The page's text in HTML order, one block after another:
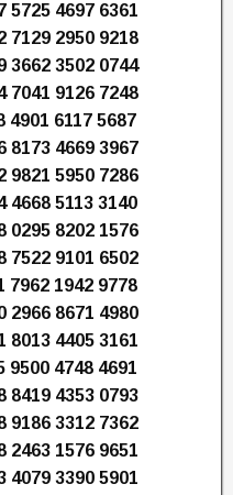
5725 4697 6361
7129 2950 9218
3662 3502 0744
7041 9126 7248
4901 6117 5687
8173 4669 3967
9821 5950 7286
4668 5113 3140
0295 8202 1576
7522 9101 6502
7962 1942 9778
2966 8671 4980
8013 4405 3161
9500 4748 4691
8419 4353 0793
9186 3312 7362
2463 1576 9651
4079 3390 5901